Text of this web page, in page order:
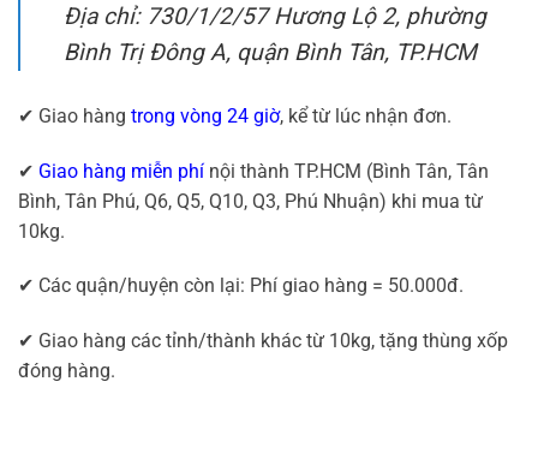
Địa chỉ: 730/1/2/57 Hương Lộ 2, phường
Bình Trị Đông A, quận Bình Tân, TP.HCM
✔ Giao hàng trong vòng 24 giờ, kể từ lúc nhận đơn.
✔ Giao hàng miễn phí nội thành TP.HCM (Bình Tân, Tân
Bình, Tân Phú, Q6, Q5, Q10, Q3, Phú Nhuận) khi mua từ
10kg.
✔ Các quận/huyện còn lại: Phí giao hàng = 50.000đ.
✔ Giao hàng các tỉnh/thành khác từ 10kg, tặng thùng xốp
đóng hàng.